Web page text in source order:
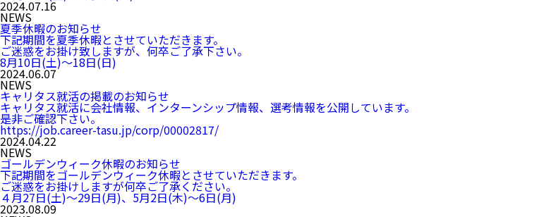
2024.07.16
NEWS
夏季休暇のお知らせ
下記期間を夏季休暇とさせていただきます。
ご迷惑をお掛け致しますが、何卒ご了承下さい。
8月10日(土)～18日(日)
2024.06.07
NEWS
キャリタス就活の掲載のお知らせ
キャリタス就活に会社情報、インターンシップ情報、選考情報を公開しています。
是非ご確認下さい。
https://job.career-tasu.jp/corp/00002817/
2024.04.22
NEWS
ゴールデンウィーク休暇のお知らせ
下記期間をゴールデンウィーク休暇とさせていただきます。
ご迷惑をお掛けしますが何卒ご了承ください。
４月27日(土)～29日(月)、5月2日(木)～6日(月)
2023.08.09